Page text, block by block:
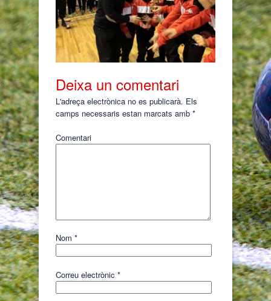
Deixa un comentari
L'adreça electrònica no es publicarà. Els
camps necessaris estan marcats amb *
Comentari
Nom *
Correu electrònic *